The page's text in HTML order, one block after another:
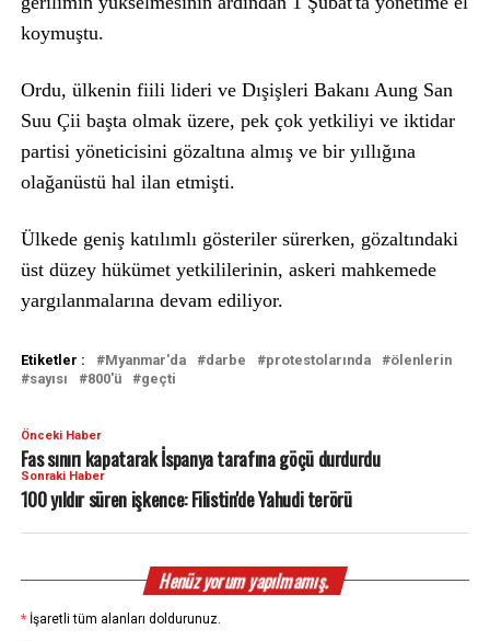
koymuştu.
Ordu, ülkenin fiili lideri ve Dışişleri Bakanı Aung San
Suu Çii başta olmak üzere, pek çok yetkiliyi ve iktidar
partisi yöneticisini gözaltına almış ve bir yıllığına
olağanüstü hal ilan etmişti.
Ülkede geniş katılımlı gösteriler sürerken, gözaltındaki
üst düzey hükümet yetkililerinin, askeri mahkemede
yargılanmalarına devam ediliyor.
Etiketler : Myanmar'da darbe protestolarında
ölenlerin
sayısı
800'ü geçti
Önceki Haber
Fas sınırı kapatarak İspanya tarafına göçü durdurdu
Sonraki Haber
100 yıldır süren işkence: Filistin'de Yahudi terörü
Henüz yorum yapılmamış.
* İşaretli tüm alanları doldurunuz.